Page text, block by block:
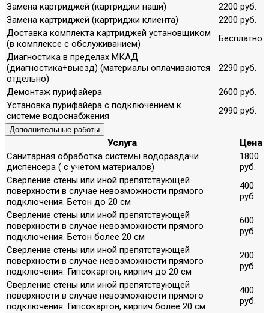
Замена картриджей (картриджи наши)
2200 руб.
Замена картриджей (картриджи клиента)
2200 руб.
Доставка комплекта картриджей установщиком
(в комплексе с обслуживанием)
Бесплатно
Диагностика в пределах МКАД
(диагностика+выезд) (материалы оплачиваются
отдельно)
2290 руб.
Демонтаж пурифайера
2600 руб.
Установка пурифайера с подключением к
системе водоснабжения
2990 руб.
Дополнительные работы
Услуга
Цена
Санитарная обработка системы водораздачи
диспенсера ( с учетом материалов)
1800
руб.
Сверление стены или иной препятствующей
поверхности в случае невозможности прямого
подключения. Бетон до 20 см
400
руб.
Сверление стены или иной препятствующей
поверхности в случае невозможности прямого
подключения. Бетон более 20 см
600
руб.
Сверление стены или иной препятствующей
поверхности в случае невозможности прямого
подключения. Гипсокартон, кирпич до 20 см
200
руб.
Сверление стены или иной препятствующей
поверхности в случае невозможности прямого
подключения. Гипсокартон, кирпич более 20 см
400
руб.